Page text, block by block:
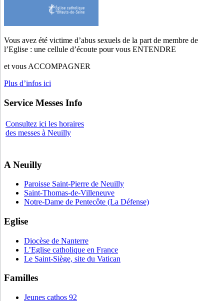
Vous avez été victime d’abus sexuels de la part de membre de
l’Eglise : une cellule d’écoute pour vous ENTENDRE
et vous ACCOMPAGNER
Plus d’infos ici
Service Messes Info
Consultez ici les horaires
des messes à Neuilly
A Neuilly
Paroisse Saint-Pierre de Neuilly
Saint-Thomas-de-Villeneuve
Notre-Dame de Pentecôte (La Défense)
Eglise
Diocèse de Nanterre
L’Eglise catholique en France
Le Saint-Siège, site du Vatican
Familles
Jeunes cathos 92